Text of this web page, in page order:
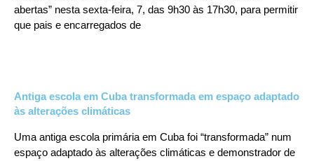
abertas” nesta sexta-feira, 7, das 9h30 às 17h30, para permitir
que pais e encarregados de
Antiga escola em Cuba transformada em espaço adaptado
às alterações climáticas
Uma antiga escola primária em Cuba foi “transformada” num
espaço adaptado às alterações climáticas e demonstrador de